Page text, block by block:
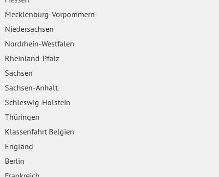
Mecklenburg-Vorpommern
Niedersachsen
Nordrhein-Westfalen
Rheinland-Pfalz
Sachsen
Sachsen-Anhalt
Schleswig-Holstein
Thüringen
Klassenfahrt Belgien
England
Berlin